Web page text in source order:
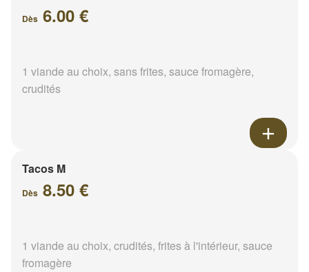
Dès 6.00 €
1 viande au choix, sans frites, sauce fromagère,
crudités
Tacos M
Dès 8.50 €
1 viande au choix, crudités, frites à l'intérieur, sauce
fromagère